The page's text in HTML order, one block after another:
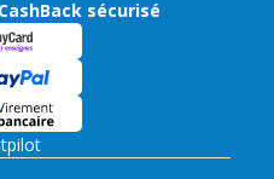
sécurisé